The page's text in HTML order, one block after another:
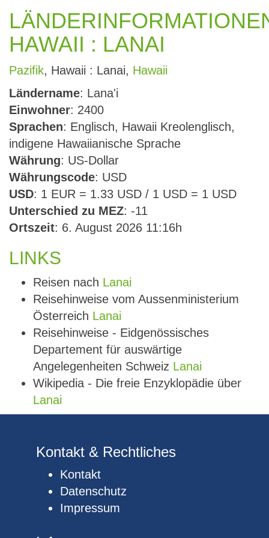
HAWAII : LANAI
Pazifik, Hawaii : Lanai, Hawaii
Ländername: Lana'i
Einwohner: 2400
Sprachen: Englisch, Hawaii Kreolenglisch,
indigene Hawaiianische Sprache
Währung: US-Dollar
Währungscode: USD
USD: 1 EUR = 1.33 USD / 1 USD = 1 USD
Unterschied zu MEZ: -11
Ortszeit: 6. August 2026 11:16h
LINKS
Reisen nach Lanai
Reisehinweise vom Aussenministerium
Österreich Lanai
Reisehinweise - Eidgenössisches
Departement für auswärtige
Angelegenheiten Schweiz Lanai
Wikipedia - Die freie Enzyklopädie über
Lanai
Kontakt & Rechtliches
Kontakt
Datenschutz
Impressum